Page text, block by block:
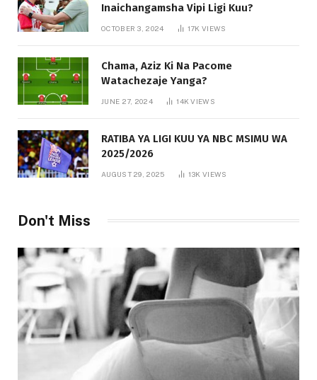
Inaichangamsha Vipi Ligi Kuu?
OCTOBER 3, 2024 17KVIEWS
Chama, Aziz Ki Na Pacome
Watachezaje Yanga?
JUNE 27, 2024 14KVIEWS
RATIBA YA LIGI KUU YA NBC MSIMU WA
2025/2026
AUGUST 29, 2025 13KVIEWS
Don't Miss